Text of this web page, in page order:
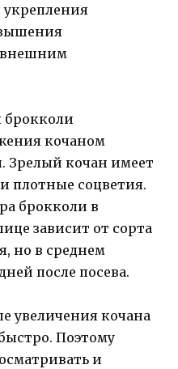
укрепления
внешним
брокколи
кочаном
Зрелый кочан имеет
плотные соцветия.
брокколи в
зависит от сорта
но в среднем
после посева.
увеличения кочана
Поэтому
и